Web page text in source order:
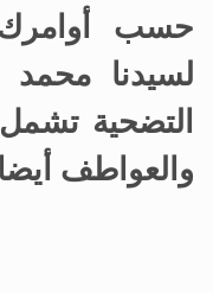
حسب أوامرك
لسيدنا
التضحية
والعواطف